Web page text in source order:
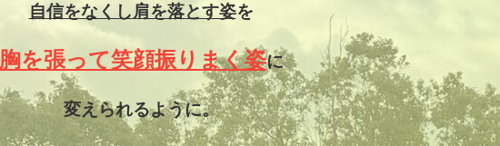
自信をなくし肩を落とす姿を
胸を張って笑顔振りまく姿に
変えられるように。